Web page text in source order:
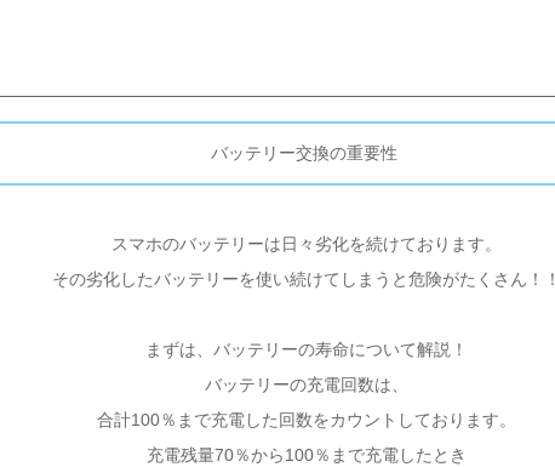
バッテリー交換の重要性
スマホのバッテリーは日々劣化を続けております。
その劣化したバッテリーを使い続けてしまうと危険がたくさん！！
まずは、バッテリーの寿命について解説！
バッテリーの充電回数は、
合計100％まで充電した回数をカウントしております。
充電残量70％から100％まで充電したとき